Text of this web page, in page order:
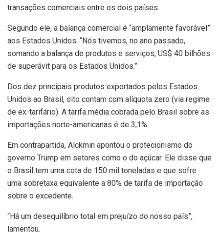
transações comerciais entre os dois países.
Segundo ele, a balança comercial é “amplamente favorável”
aos Estados Unidos. “Nós tivemos, no ano passado,
somando a balança de produtos e serviços, US$ 40 bilhões
de superávit para os Estados Unidos.”
Dos dez principais produtos exportados pelos Estados
Unidos ao Brasil, oito contam com alíquota zero (via regime
de ex-tarifário). A tarifa média cobrada pelo Brasil sobre as
importações norte-americanas é de 3,1%.
Em contrapartida, Alckmin apontou o protecionismo do
governo Trump em setores como o do açúcar. Ele disse que
o Brasil tem uma cota de 150 mil toneladas e que sofre
uma sobretaxa equivalente a 80% de tarifa de importação
sobre o excedente.
“Há um desequilíbrio total em prejuízo do nosso país”,
lamentou.